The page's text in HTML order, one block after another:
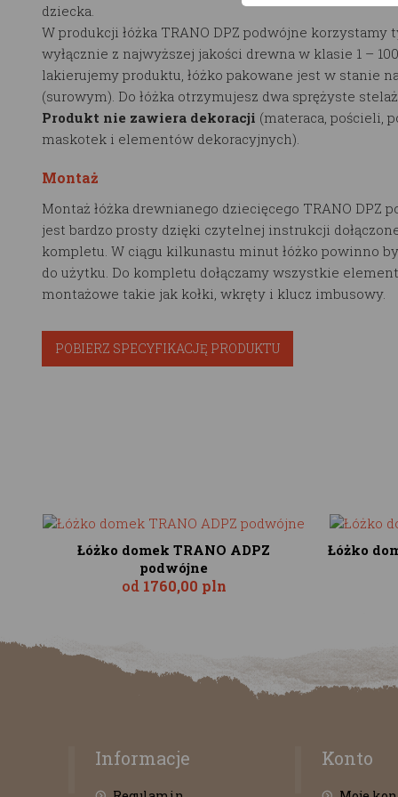
dziecka.
W produkcji łóżka TRANO DPZ podwójne korzystamy
wyłącznie z najwyższej jakości drewna w klasie 1 –
lakierujemy produktu, łóżko pakowane jest w stanie
(surowym). Do łóżka otrzymujesz dwa sprężyste
Produkt nie zawiera dekoracji (materaca, pościeli,
maskotek i elementów dekoracyjnych).
Montaż
Montaż łóżka drewnianego dziecięcego TRANO DPZ
jest bardzo prosty dzięki czytelnej instrukcji
kompletu. W ciągu kilkunastu minut łóżko powinno
do użytku. Do kompletu dołączamy wszystkie
montażowe takie jak kołki, wkręty i klucz imbusowy.
POBIERZ SPECYFIKACJĘ PRODUKTU
Łóżko domek TRANO ADPZ
podwójne
od 1760,00 pln
Łóżko
Informacje Konto